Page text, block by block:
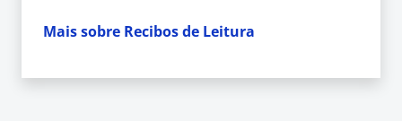
Mais sobre Recibos de Leitura